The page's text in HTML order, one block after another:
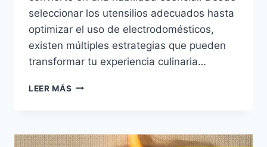
seleccionar los utensilios adecuados hasta
optimizar el uso de electrodomésticos,
existen múltiples estrategias que pueden
transformar tu experiencia culinaria…
LEER MÁS COCINA
AHORRAR